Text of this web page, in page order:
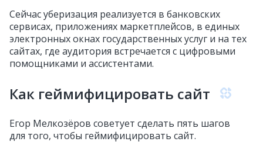
Сейчас уберизация реализуется в банковских
сервисах, приложениях маркетплейсов, в единых
электронных окнах государственных услуг и на тех
сайтах, где аудитория встречается с цифровыми
помощниками и ассистентами.
Как геймифицировать сайт
Егор Мелкозёров советует сделать пять шагов
для того, чтобы геймифицировать сайт.